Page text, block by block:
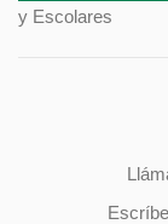
y Escolares